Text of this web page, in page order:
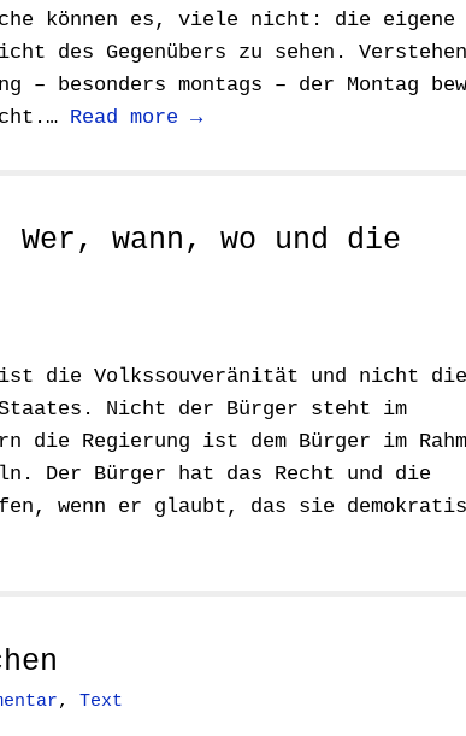
können es, viele nicht: die eigene
des Gegenübers zu sehen.
besonders montags – der Montag
Read more →
wann, wo und die
ist die Volkssouveränität und nicht die
Nicht der Bürger steht im
die Regierung ist dem Bürger im
Der Bürger hat das Recht und die
wenn er glaubt, das sie
, Text